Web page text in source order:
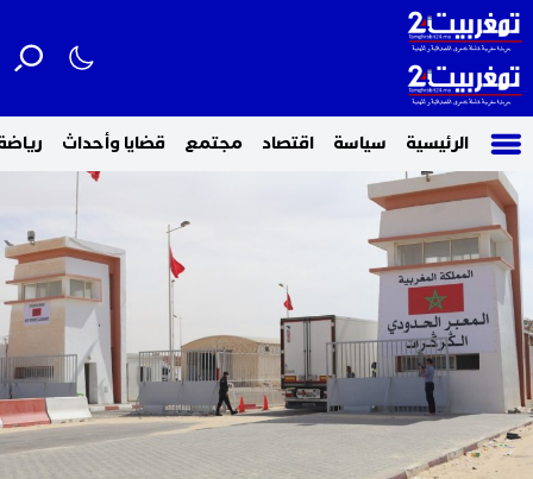
الرئيسية سياسة اقتصاد مجتمع قضايا وأحداث